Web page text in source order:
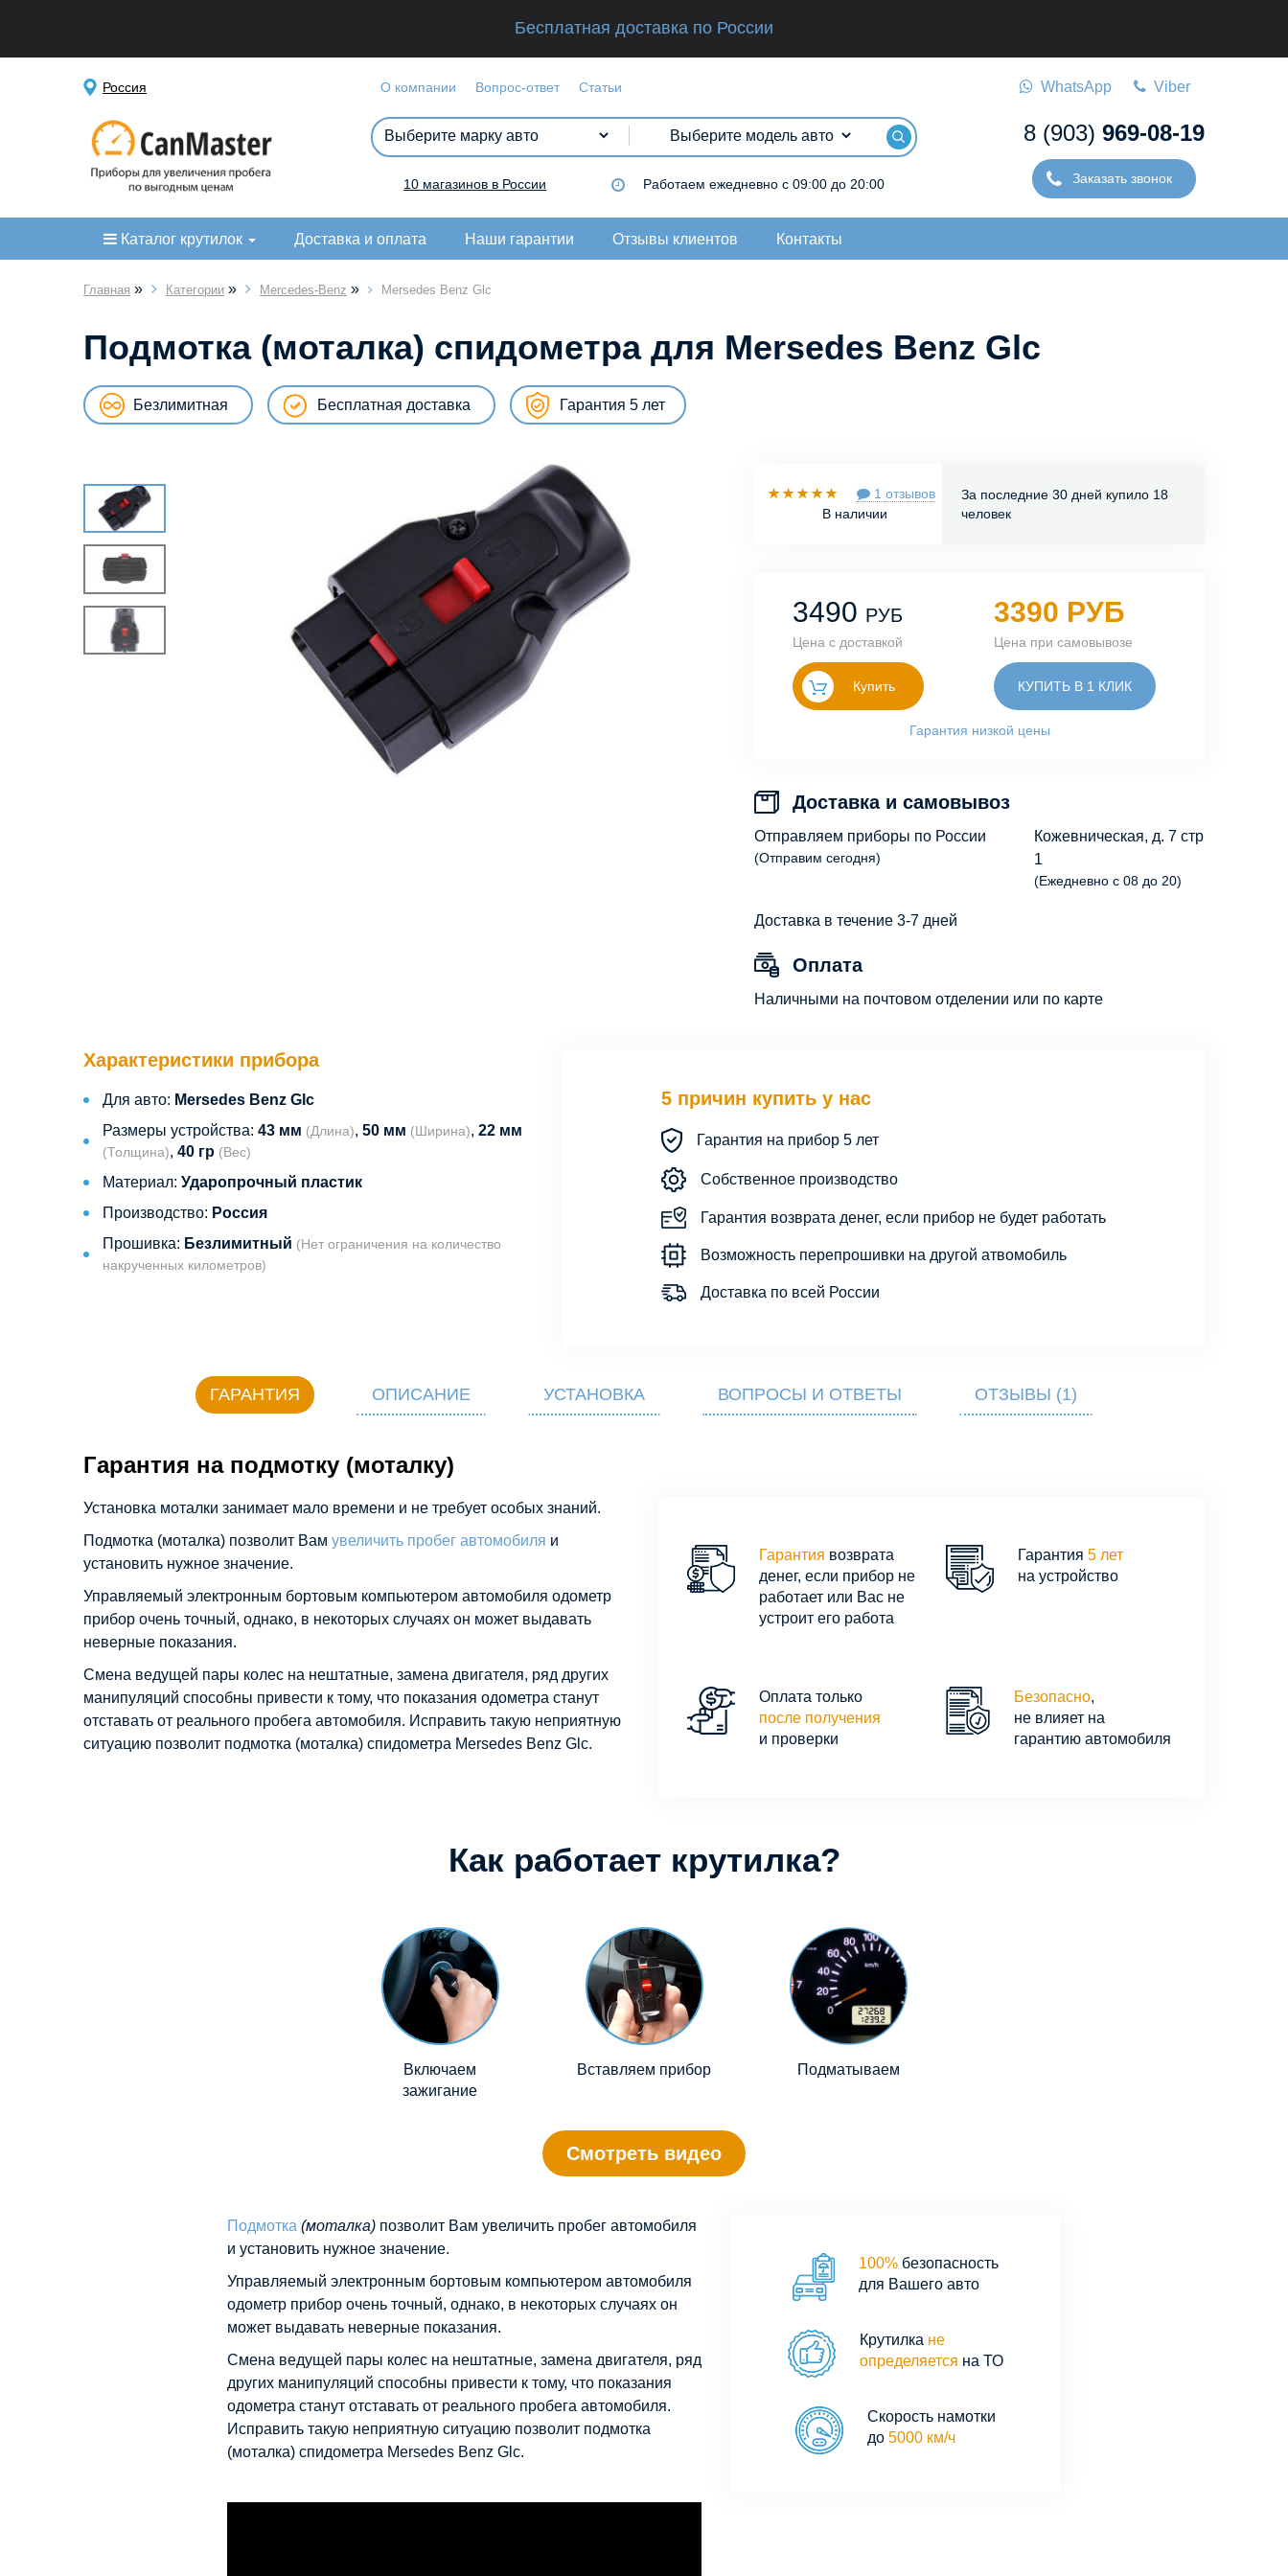
Бесплатная доставка по России
Россия WhatsApp Viber
О компании Вопрос-ответ Статьи
10 магазинов в России Работаем ежедневно с 09:00 до 20:00
8 (903) 969-08-19
Заказать звонок
Каталог крутилок Доставка и оплата Наши гарантии Отзывы клиентов Контакты
Главная » Категории » Mercedes-Benz » Mersedes Benz Glc
Подмотка (моталка) спидометра для Mersedes Benz Glc
Безлимитная Бесплатная доставка Гарантия 5 лет
1 отзывов
В наличии
За последние 30 дней купило 18
человек
3490 РУБ
Цена с доставкой
Купить
3390 РУБ
Цена при самовывозе
КУПИТЬ В 1 КЛИК
Гарантия низкой цены
Доставка и самовывоз
Отправляем приборы по России
(Отправим сегодня)
Кожевническая, д. 7 стр
1
(Ежедневно с 08 до 20)
Доставка в течение 3-7 дней
Оплата
Наличными на почтовом отделении или по карте
Характеристики прибора
Для авто: Mersedes Benz Glc
Размеры устройства: 43 мм (Длина), 50 мм (Ширина), 22 мм
(Толщина), 40 гр (Вес)
Материал: Ударопрочный пластик
Производство: Россия
Прошивка: Безлимитный (Нет ограничения на количество
накрученных километров)
5 причин купить у нас
Гарантия на прибор 5 лет
Собственное производство
Гарантия возврата денег, если прибор не будет работать
Возможность перепрошивки на другой атвомобиль
Доставка по всей России
ГАРАНТИЯ ОПИСАНИЕ УСТАНОВКА ВОПРОСЫ И ОТВЕТЫ ОТЗЫВЫ (1)
Гарантия на подмотку (моталку)
Установка моталки занимает мало времени и не требует особых знаний.
Подмотка (моталка) позволит Вам увеличить пробег автомобиля и
установить нужное значение.
Управляемый электронным бортовым компьютером автомобиля одометр
прибор очень точный, однако, в некоторых случаях он может выдавать
неверные показания.
Смена ведущей пары колес на нештатные, замена двигателя, ряд других
манипуляций способны привести к тому, что показания одометра станут
отставать от реального пробега автомобиля. Исправить такую неприятную
ситуацию позволит подмотка (моталка) спидометра Mersedes Benz Glc.
Гарантия возврата
денег, если прибор не
работает или Вас не
устроит его работа
Гарантия 5 лет
на устройство
Оплата только
после получения
и проверки
Безопасно,
не влияет на
гарантию автомобиля
Как работает крутилка?
Включаем
зажигание
Вставляем прибор Подматываем
Смотреть видео
Подмотка (моталка) позволит Вам увеличить пробег автомобиля
и установить нужное значение.
Управляемый электронным бортовым компьютером автомобиля
одометр прибор очень точный, однако, в некоторых случаях он
может выдавать неверные показания.
Смена ведущей пары колес на нештатные, замена двигателя, ряд
других манипуляций способны привести к тому, что показания
одометра станут отставать от реального пробега автомобиля.
Исправить такую неприятную ситуацию позволит подмотка
(моталка) спидометра Mersedes Benz Glc.
100% безопасность
для Вашего авто
Крутилка не
определяется на ТО
Скорость намотки
до 5000 км/ч